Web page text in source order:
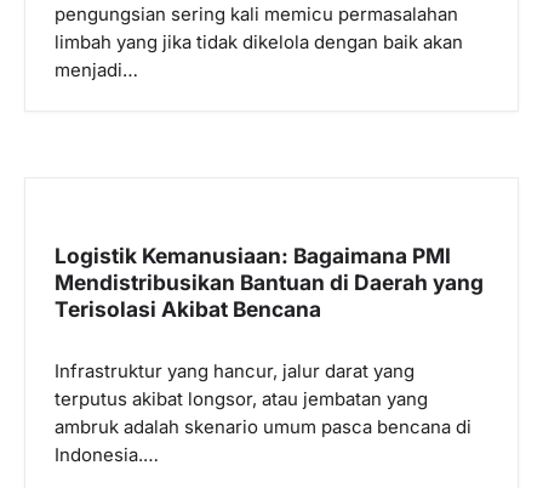
pengungsian sering kali memicu permasalahan
limbah yang jika tidak dikelola dengan baik akan
menjadi…
Logistik Kemanusiaan: Bagaimana PMI
Mendistribusikan Bantuan di Daerah yang
Terisolasi Akibat Bencana
Infrastruktur yang hancur, jalur darat yang
terputus akibat longsor, atau jembatan yang
ambruk adalah skenario umum pasca bencana di
Indonesia.…